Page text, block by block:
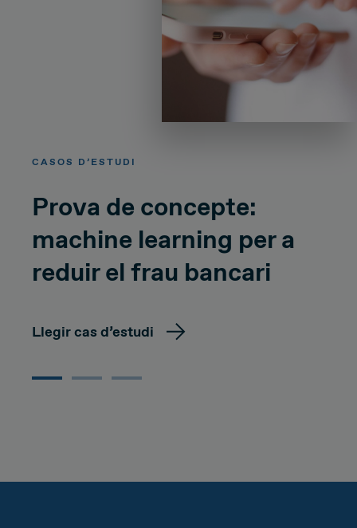
CASOS D’ESTUDI
Prova de concepte:
machine learning per a
reduir el frau bancari
Llegir cas d’estudi